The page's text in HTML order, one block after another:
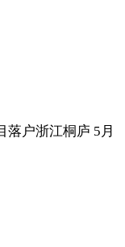
户浙江桐庐 5月